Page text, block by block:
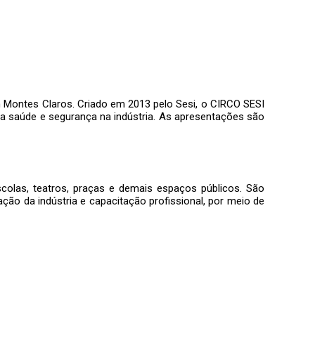
Claros. Criado em 2013 pelo Sesi, o CIRCO SESI
e segurança na indústria. As apresentações são
teatros, praças e demais espaços públicos. São
da indústria e capacitação profissional, por meio de